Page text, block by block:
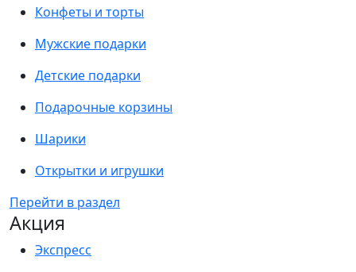
Конфеты и торты
Мужские подарки
Детские подарки
Подарочные корзины
Шарики
Открытки и игрушки
Перейти в раздел
Акция
Экспресс